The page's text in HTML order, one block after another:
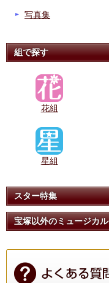
写真集
組で探す
花組
星組
スター特集
宝塚以外のミュージカル